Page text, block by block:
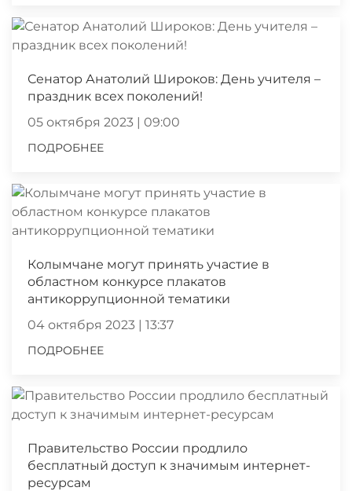
Сенатор Анатолий Широков: День учителя –
праздник всех поколений!
05 октября 2023 | 09:00
ПОДРОБНЕЕ
Колымчане могут принять участие в
областном конкурсе плакатов
антикоррупционной тематики
04 октября 2023 | 13:37
ПОДРОБНЕЕ
Правительство России продлило
бесплатный доступ к значимым интернет-
ресурсам